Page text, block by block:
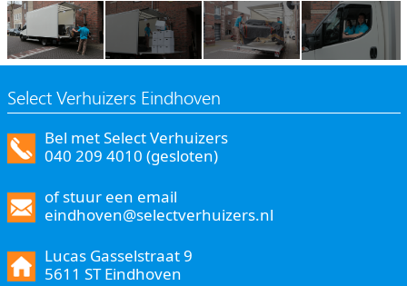
Select Verhuizers Eindhoven
Bel met Select Verhuizers
040 209 4010 (gesloten)
of stuur een email
eindhoven@selectverhuizers.nl
Lucas Gasselstraat 9
5611 ST Eindhoven